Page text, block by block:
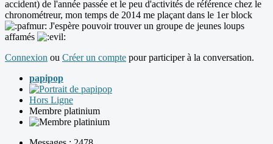
accident) de l'année passée et le peu d'activités de référence chez le
chronométreur, mon temps de 2014 me plaçant dans le 1er block
J'espère pouvoir trouver un groupe de jeunes loups
affamés
Connexion ou Créer un compte pour participer à la conversation.
papipop
Hors Ligne
Membre platinium